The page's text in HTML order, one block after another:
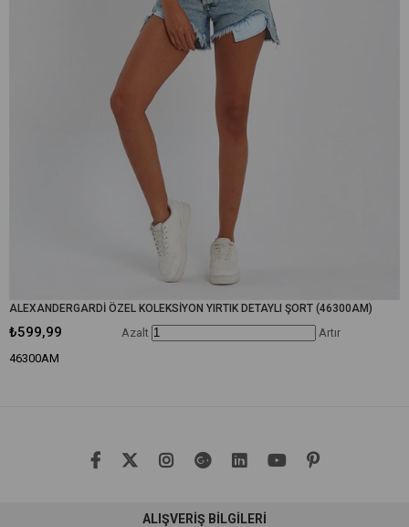
ALEXANDERGARDİ ÖZEL KOLEKSİYON YIRTIK DETAYLI ŞORT (46300AM)
₺599,99
46300AM
Azalt Artır
ALIŞVERİŞ BİLGİLERİ